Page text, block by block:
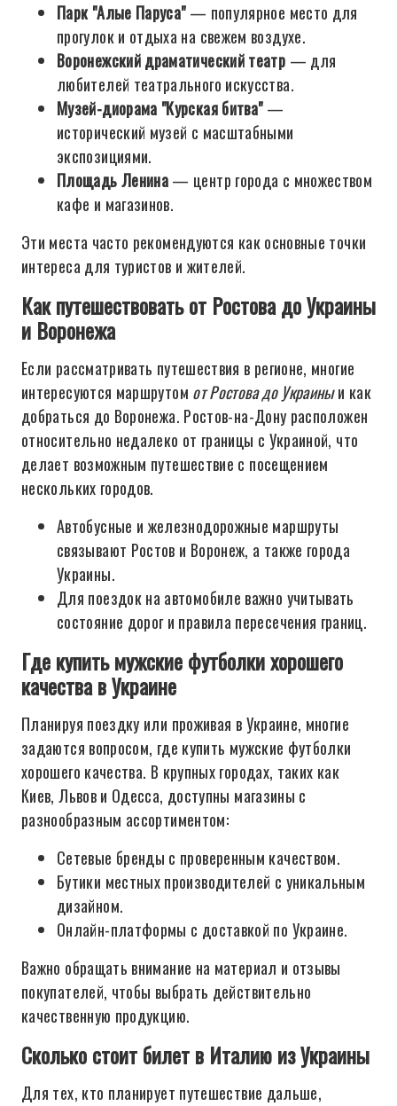
Парк "Алые Паруса"— популярное место для
прогулок и отдыха на свежем воздухе.
Воронежский драматический театр — для
любителей театрального искусства.
Музей-диорама "Курская битва"—
исторический музей с масштабными
экспозициями.
Площадь Ленина— центр города с множеством
кафе и магазинов.
Эти места часто рекомендуются как основные точки
интереса для туристов и жителей.
Как путешествовать от Ростова до Украины
и Воронежа
Если рассматривать путешествия в регионе, многие
интересуются маршрутом от Ростова до Украиныи как
добраться до Воронежа. Ростов-на-Дону расположен
относительно недалеко от границы с Украиной, что
делает возможным путешествие с посещением
нескольких городов.
Автобусные и железнодорожные маршруты
связывают Ростов и Воронеж, а также города
Украины.
Для поездок на автомобиле важно учитывать
состояние дорог и правила пересечения границ.
Где купить мужские футболки хорошего
качества в Украине
Планируя поездку или проживая в Украине, многие
задаются вопросом, где купить мужские футболки
хорошего качества. В крупных городах, таких как
Киев, Львов и Одесса, доступны магазины с
разнообразным ассортиментом:
Сетевые бренды с проверенным качеством.
Бутики местных производителей с уникальным
дизайном.
Онлайн-платформы с доставкой по Украине.
Важно обращать внимание на материал и отзывы
покупателей, чтобы выбрать действительно
качественную продукцию.
Сколько стоит билет в Италию из Украины
Для тех, кто планирует путешествие дальше,